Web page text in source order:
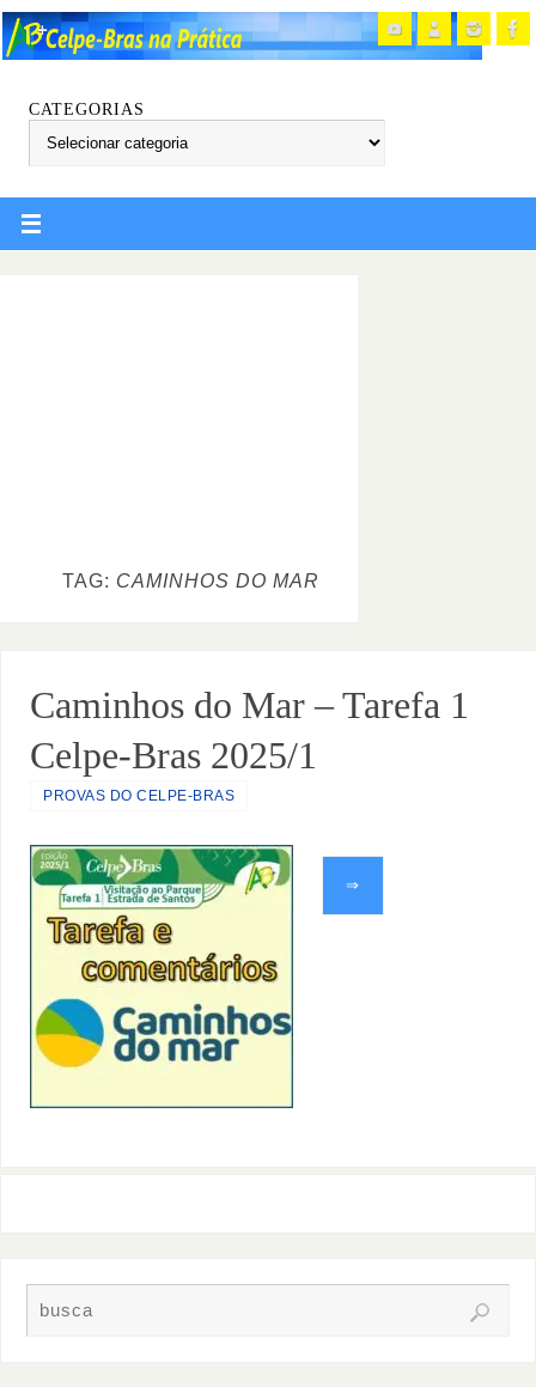
CATEGORIAS
TAG: CAMINHOS DO MAR
Caminhos do Mar – Tarefa 1
Celpe-Bras 2025/1
PROVAS DO CELPE-BRAS
⇒